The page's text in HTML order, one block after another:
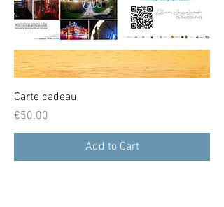
Carte cadeau
Price
€50.00
Add to Cart